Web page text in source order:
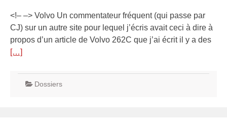
<!– –> Volvo Un commentateur fréquent (qui passe par
CJ) sur un autre site pour lequel j’écris avait ceci à dire à
propos d’un article de Volvo 262C que j’ai écrit il y a des
[…]
Dossiers